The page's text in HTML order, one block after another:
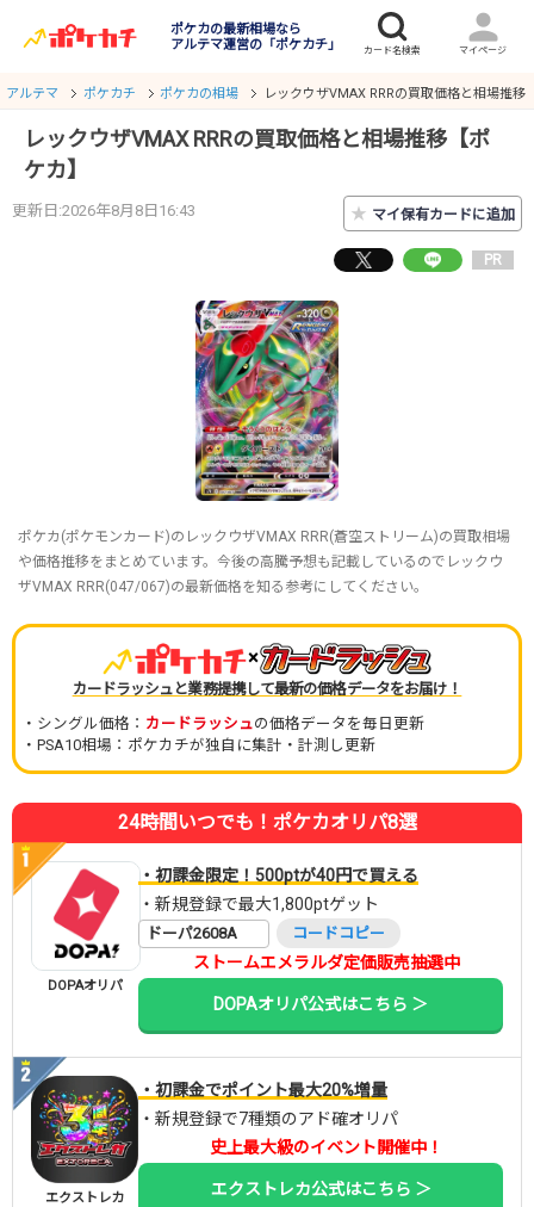
ポケカの最新相場なら
アルテマ運営の「ポケカチ」
アルテマ ポケカチ ポケカの相場 レックウザVMAX RRRの買取価格と相場推移
レックウザVMAX RRRの買取価格と相場推移【ポ
ケカ】
更新日:2026年8月8日16:43 ★ マイ保有カードに追加
PR
ポケカ(ポケモンカード)のレックウザVMAX RRR(蒼空ストリーム)の買取相場
や価格推移をまとめています。今後の高騰予想も記載しているのでレックウ
ザVMAX RRR(047/067)の最新価格を知る参考にしてください。
×
カードラッシュと業務提携して最新の価格データをお届け！
・シングル価格： カードラッシュの価格データを毎日更新
・PSA10相場：ポケカチが独自に集計・計測し更新
24時間いつでも！ポケカオリパ8選
DOPAオリパ
・初課金限定！500ptが40円で買える
・新規登録で最大1,800ptゲット
ドーパ2608A コードコピー
ストームエメラルダ定価販売抽選中
DOPAオリパ公式はこちら ＞
エクストレカ
・初課金でポイント最大20%増量
・新規登録で7種類のアド確オリパ
史上最大級のイベント開催中！
エクストレカ公式はこちら ＞